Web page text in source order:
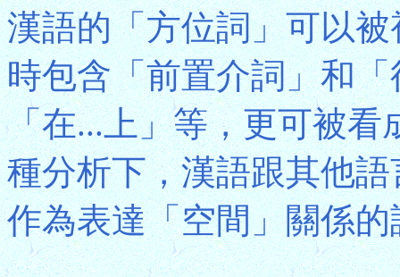
漢語的「方位詞」可以
時包含「前置介詞」和
「在...上」等，更可被看
種分析下，漢語跟其他
作為表達「空間」關係的